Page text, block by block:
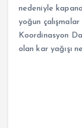
nedeniyle
yoğun
Koordinasyon
olan kar yağışı